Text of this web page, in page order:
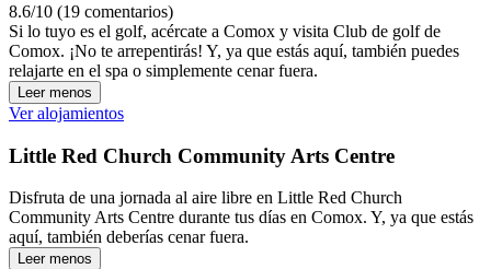
8.6/10 (19 comentarios)
Si lo tuyo es el golf, acércate a Comox y visita Club de golf de
Comox. ¡No te arrepentirás! Y, ya que estás aquí, también puedes
relajarte en el spa o simplemente cenar fuera.
Leer menos
Ver alojamientos
Little Red Church Community Arts Centre
Disfruta de una jornada al aire libre en Little Red Church
Community Arts Centre durante tus días en Comox. Y, ya que estás
aquí, también deberías cenar fuera.
Leer menos